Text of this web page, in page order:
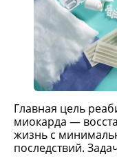
Главная цель
миокарда —
жизнь с
последствий.